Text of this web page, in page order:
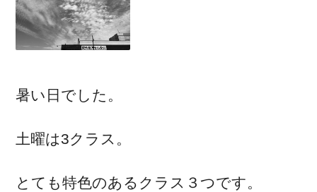
暑い日でした。
土曜は3クラス。
とても特色のあるクラス３つです。